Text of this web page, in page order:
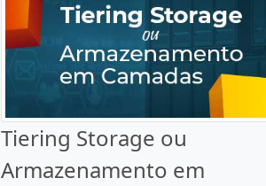
Tiering Storage ou
Armazenamento em